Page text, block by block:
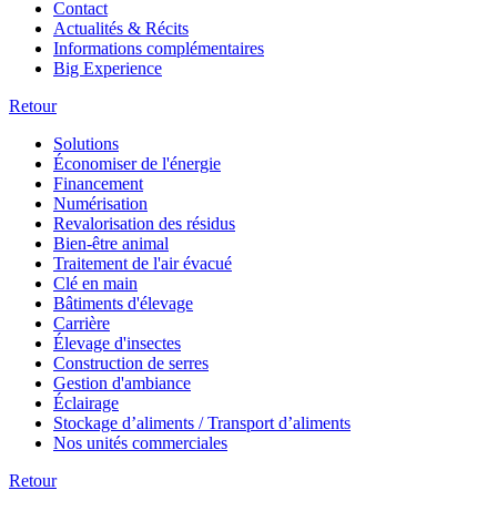
Contact
Actualités & Récits
Informations complémentaires
Big Experience
Retour
Solutions
Économiser de l'énergie
Financement
Numérisation
Revalorisation des résidus
Bien-être animal
Traitement de l'air évacué
Clé en main
Bâtiments d'élevage
Carrière
Élevage d'insectes
Construction de serres
Gestion d'ambiance
Éclairage
Stockage d’aliments / Transport d’aliments
Nos unités commerciales
Retour